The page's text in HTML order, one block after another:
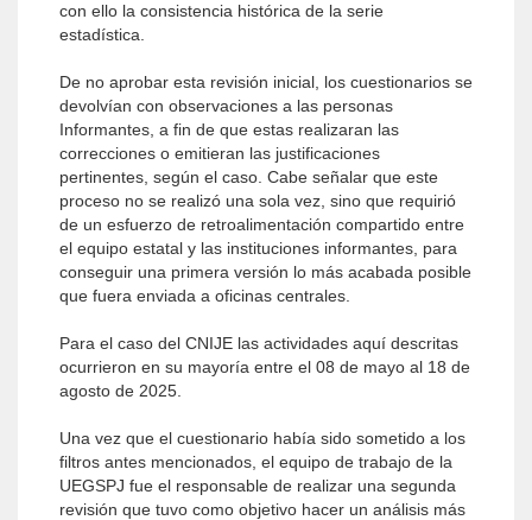
con ello la consistencia histórica de la serie
estadística.
De no aprobar esta revisión inicial, los cuestionarios se
devolvían con observaciones a las personas
Informantes, a fin de que estas realizaran las
correcciones o emitieran las justificaciones
pertinentes, según el caso. Cabe señalar que este
proceso no se realizó una sola vez, sino que requirió
de un esfuerzo de retroalimentación compartido entre
el equipo estatal y las instituciones informantes, para
conseguir una primera versión lo más acabada posible
que fuera enviada a oficinas centrales.
Para el caso del CNIJE las actividades aquí descritas
ocurrieron en su mayoría entre el 08 de mayo al 18 de
agosto de 2025.
Una vez que el cuestionario había sido sometido a los
filtros antes mencionados, el equipo de trabajo de la
UEGSPJ fue el responsable de realizar una segunda
revisión que tuvo como objetivo hacer un análisis más